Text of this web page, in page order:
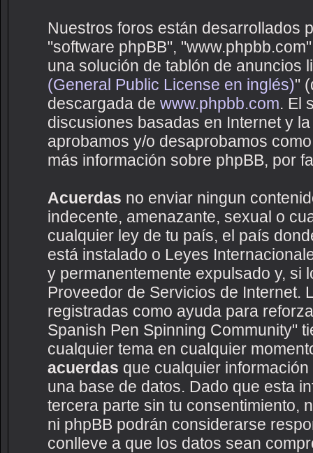
Nuestros foros están desarrollados
"software phpBB",
una solución de tablón de anuncios
(General Public License en inglés)"
descargada de www.phpbb.com. El
discusiones basadas en Internet y
aprobamos y/o desaprobamos
más información sobre phpBB, por
Acuerdas no enviar ningun
indecente, amenazante, sexual o
cualquier ley de tu país, el país
está instalado o Leyes
y permanentemente expulsado y, si
Proveedor de Servicios de Internet.
registradas como ayuda para
Spanish Pen Spinning Community"
cualquier tema en cualquier
acuerdas que cualquier
una base de datos. Dado que esta
tercera parte sin tu consentimiento,
ni phpBB podrán considerarse
conlleve a que los datos sean